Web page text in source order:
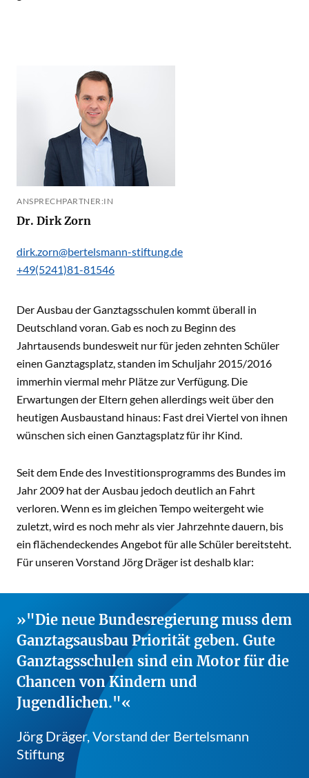
ANSPRECHPARTNER:IN
Dr. Dirk Zorn
dirk.zorn@bertelsmann-stiftung.de
+49(5241)81-81546
Der Ausbau der Ganztagsschulen kommt überall in
Deutschland voran. Gab es noch zu Beginn des
Jahrtausends bundesweit nur für jeden zehnten Schüler
einen Ganztagsplatz, standen im Schuljahr 2015/2016
immerhin viermal mehr Plätze zur Verfügung. Die
Erwartungen der Eltern gehen allerdings weit über den
heutigen Ausbaustand hinaus: Fast drei Viertel von ihnen
wünschen sich einen Ganztagsplatz für ihr Kind.
Seit dem Ende des Investitionsprogramms des Bundes im
Jahr 2009 hat der Ausbau jedoch deutlich an Fahrt
verloren. Wenn es im gleichen Tempo weitergeht wie
zuletzt, wird es noch mehr als vier Jahrzehnte dauern, bis
ein flächendeckendes Angebot für alle Schüler bereitsteht.
Für unseren Vorstand Jörg Dräger ist deshalb klar:
"Die neue Bundesregierung muss dem
Ganztagsausbau Priorität geben. Gute
Ganztagsschulen sind ein Motor für die
Chancen von Kindern und
Jugendlichen."
Jörg Dräger, Vorstand der Bertelsmann
Stiftung